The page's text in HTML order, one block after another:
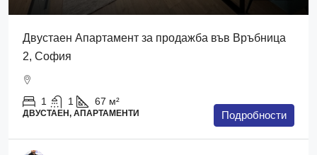
Двустаен Апартамент за продажба във Връбница
2, София
1 1 67 м²
ДВУСТАЕН, АПАРТАМЕНТИ Подробности